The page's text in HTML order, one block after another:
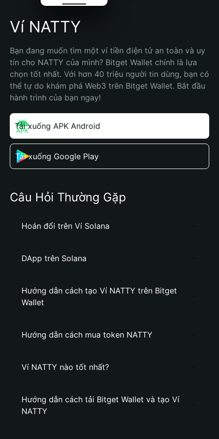
Ví NATTY
Bạn đang muốn tìm một ví tiền điện tử an toàn và uy
tín cho NATTY của mình? Bitget Wallet chính là lựa
chọn tốt nhất. Với hơn 40 triệu người tin dùng, bạn có
thể tự do khám phá Web3 trên Bitget Wallet. Bắt đầu
hành trình của bạn ngay!
Tải xuống APK Android
Tải xuống Google Play
Câu Hỏi Thường Gặp
Hoán đổi trên Ví Solana
DApp trên Solana
Hướng dẫn cách tạo Ví NATTY trên Bitget
Wallet
Hướng dẫn cách mua token NATTY
Ví NATTY nào tốt nhất?
Hướng dẫn cách tải Bitget Wallet và tạo Ví
NATTY